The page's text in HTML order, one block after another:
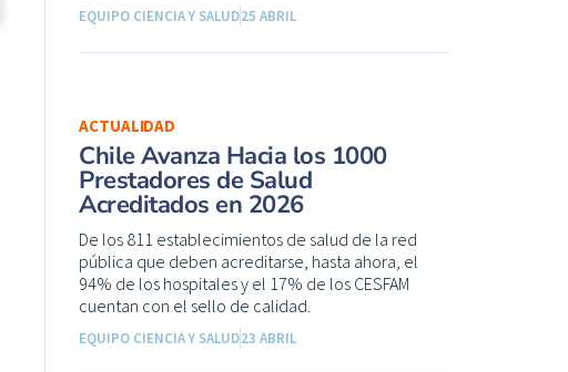
EQUIPO CIENCIA Y SALUD25 ABRIL
ACTUALIDAD
Chile Avanza Hacia los 1000
Prestadores de Salud
Acreditados en 2026
De los 811 establecimientos de salud de la red
pública que deben acreditarse, hasta ahora, el
94% de los hospitales y el 17% de los CESFAM
cuentan con el sello de calidad.
EQUIPO CIENCIA Y SALUD23 ABRIL